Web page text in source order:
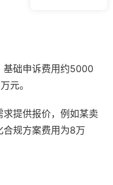
基础申诉费用约5000
元。
求提供报价，例如某卖
合规方案费用为8万